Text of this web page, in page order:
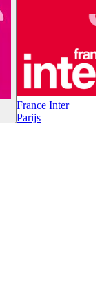
France Inter
Parijs